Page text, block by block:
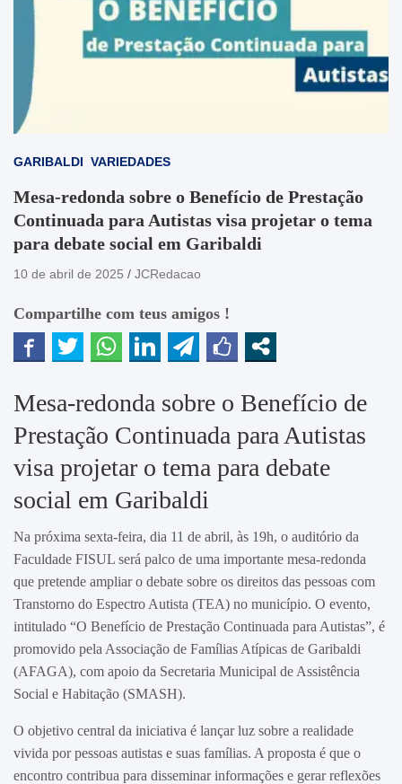
GARIBALDI VARIEDADES
Mesa-redonda sobre o Benefício de Prestação
Continuada para Autistas visa projetar o tema
para debate social em Garibaldi
10 de abril de 2025 JCRedacao
Compartilhe com teus amigos !
Mesa-redonda sobre o Benefício de
Prestação Continuada para Autistas
visa projetar o tema para debate
social em Garibaldi
Na próxima sexta-feira, dia 11 de abril, às 19h, o auditório da
Faculdade FISUL será palco de uma importante mesa-redonda
que pretende ampliar o debate sobre os direitos das pessoas com
Transtorno do Espectro Autista (TEA) no município. O evento,
intitulado “O Benefício de Prestação Continuada para Autistas”, é
promovido pela Associação de Famílias Atípicas de Garibaldi
(AFAGA), com apoio da Secretaria Municipal de Assistência
Social e Habitação (SMASH).
O objetivo central da iniciativa é lançar luz sobre a realidade
vivida por pessoas autistas e suas famílias. A proposta é que o
encontro contribua para disseminar informações e gerar reflexões